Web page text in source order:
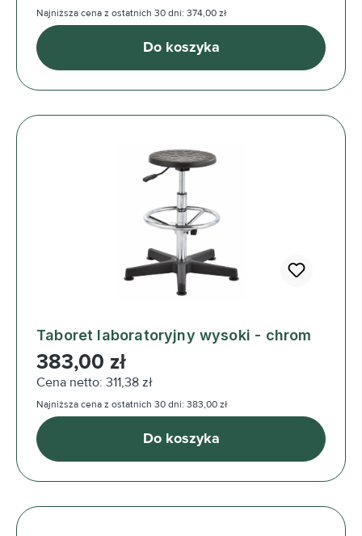
Najniższa cena z ostatnich 30 dni: 374,00 zł
Do koszyka
Taboret laboratoryjny wysoki - chrom
Cena regularna:
383,00 zł
Cena netto: 311,38 zł
Najniższa cena z ostatnich 30 dni: 383,00 zł
Do koszyka